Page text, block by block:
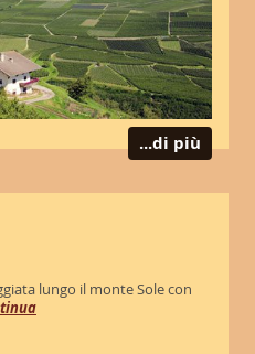
...di più
lungo il monte Sole con